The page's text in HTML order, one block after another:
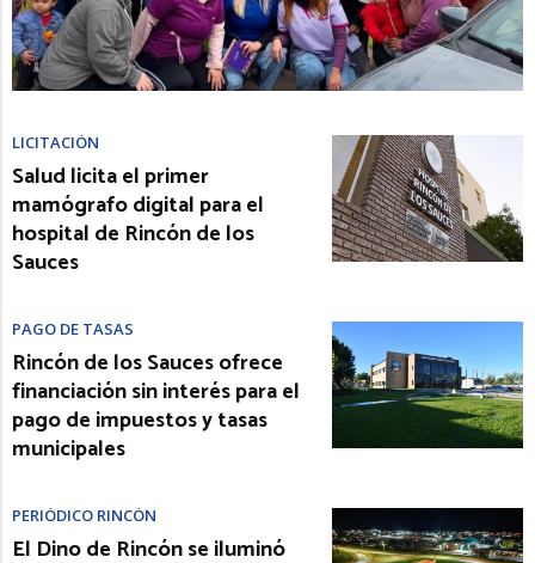
LICITACIÓN
Salud licita el primer
mamógrafo digital para el
hospital de Rincón de los
Sauces
PAGO DE TASAS
Rincón de los Sauces ofrece
financiación sin interés para el
pago de impuestos y tasas
municipales
PERIÓDICO RINCÓN
El Dino de Rincón se iluminó